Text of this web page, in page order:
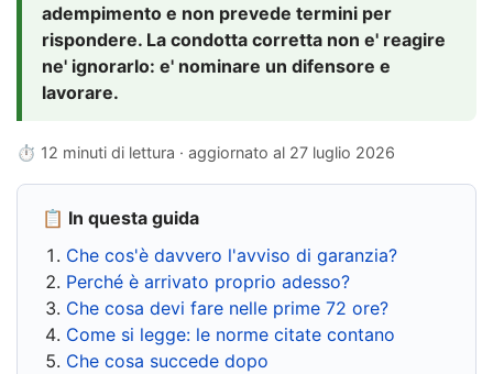
adempimento e non prevede termini per
rispondere. La condotta corretta non e' reagire
ne' ignorarlo: e' nominare un difensore e
lavorare.
⏱ 12 minuti di lettura · aggiornato al 27 luglio 2026
📋 In questa guida
Che cos'è davvero l'avviso di garanzia?
Perché è arrivato proprio adesso?
Che cosa devi fare nelle prime 72 ore?
Come si legge: le norme citate contano
Che cosa succede dopo